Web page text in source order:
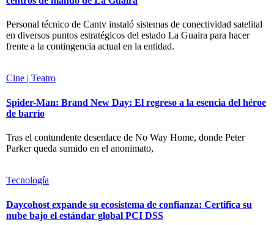
Personal técnico de Cantv instaló sistemas de conectividad satelital
en diversos puntos estratégicos del estado La Guaira para hacer
frente a la contingencia actual en la entidad.
Cine | Teatro
Spider-Man: Brand New Day: El regreso a la esencia del héroe
de barrio
Tras el contundente desenlace de No Way Home, donde Peter
Parker queda sumido en el anonimato,
Tecnología
Daycohost expande su ecosistema de confianza: Certifica su
nube bajo el estándar global PCI DSS